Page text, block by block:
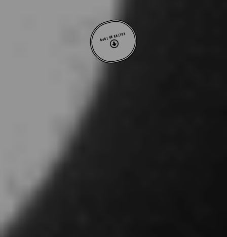
VOLTAR AO TOPO